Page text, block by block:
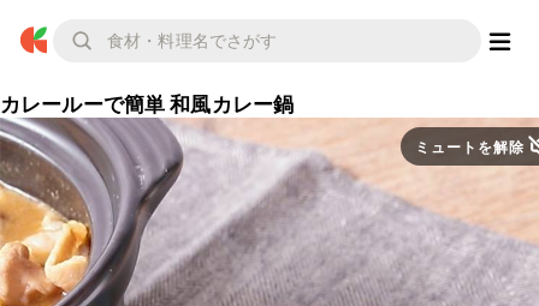
カレールーで簡単 和風カレー鍋
ミュートを解除